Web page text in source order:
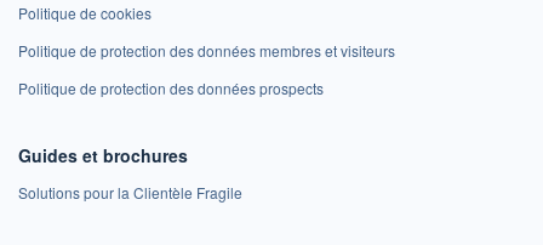
Politique de cookies
Politique de protection des données membres et visiteurs
Politique de protection des données prospects
Guides et brochures
Solutions pour la Clientèle Fragile